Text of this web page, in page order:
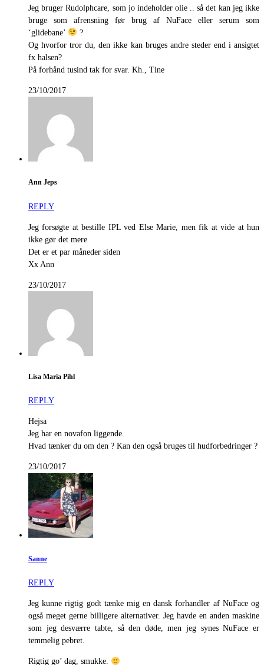
Jeg bruger Rudolphcare, som jo indeholder olie .. så det kan jeg ikke
bruge som afrensning før brug af NuFace eller serum som
‘glidebane’
?
Og hvorfor tror du, den ikke kan bruges andre steder end i ansigtet
fx halsen?
På forhånd tusind tak for svar. Kh., Tine
23/10/2017
Ann Jeps
REPLY
Jeg forsøgte at bestille IPL ved Else Marie, men fik at vide at hun
ikke gør det mere
Det er et par måneder siden
Xx Ann
23/10/2017
Lisa Maria Pihl
REPLY
Hejsa
Jeg har en novafon liggende.
Hvad tænker du om den ? Kan den også bruges til hudforbedringer ?
23/10/2017
Sanne
REPLY
Jeg kunne rigtig godt tænke mig en dansk forhandler af NuFace og
også meget gerne billigere alternativer. Jeg havde en anden maskine
som jeg desværre tabte, så den døde, men jeg synes NuFace er
temmelig pebret.
Rigtig go’ dag, smukke.